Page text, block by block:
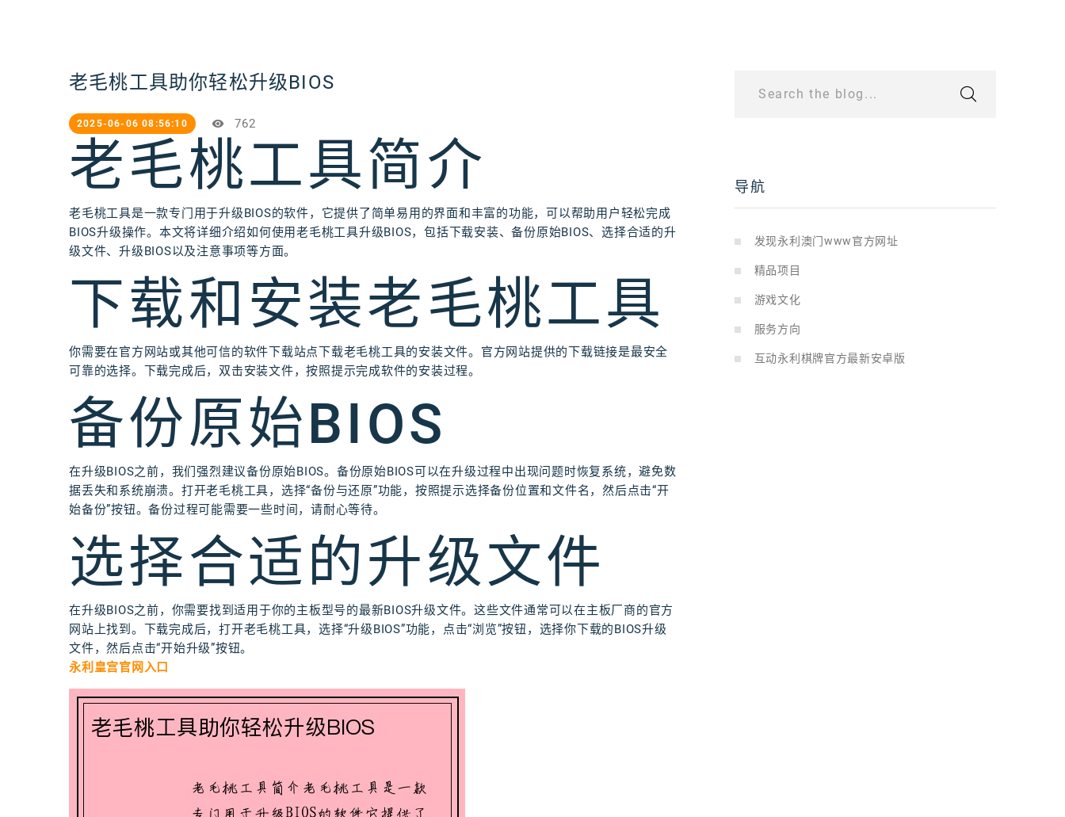
老毛桃工具助你轻松升级BIOS
2025-06-06 08:56:10 762
老毛桃工具简介
老毛桃工具是一款专门用于升级BIOS的软件，它提供了简单易用的界面和丰富的功能，可以帮助用户轻松完成
BIOS升级操作。本文将详细介绍如何使用老毛桃工具升级BIOS，包括下载安装、备份原始BIOS、选择合适的升
级文件、升级BIOS以及注意事项等方面。
下载和安装老毛桃工具
你需要在官方网站或其他可信的软件下载站点下载老毛桃工具的安装文件。官方网站提供的下载链接是最安全
可靠的选择。下载完成后，双击安装文件，按照提示完成软件的安装过程。
备份原始BIOS
在升级BIOS之前，我们强烈建议备份原始BIOS。备份原始BIOS可以在升级过程中出现问题时恢复系统，避免数
据丢失和系统崩溃。打开老毛桃工具，选择“备份与还原”功能，按照提示选择备份位置和文件名，然后点击“开
始备份”按钮。备份过程可能需要一些时间，请耐心等待。
选择合适的升级文件
在升级BIOS之前，你需要找到适用于你的主板型号的最新BIOS升级文件。这些文件通常可以在主板厂商的官方
网站上找到。下载完成后，打开老毛桃工具，选择“升级BIOS”功能，点击“浏览”按钮，选择你下载的BIOS升级
文件，然后点击“开始升级”按钮。
永利皇宫官网入口
Search the blog...
导航
发现永利澳门www官方网址
精品项目
游戏文化
服务方向
互动永利棋牌官方最新安卓版